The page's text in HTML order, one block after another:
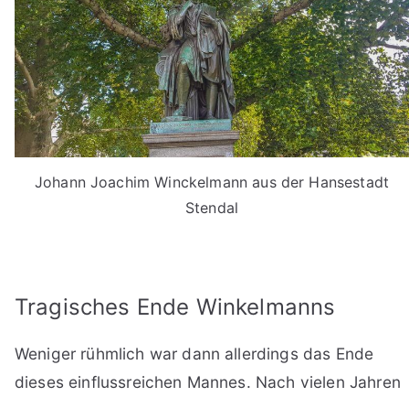
Johann Joachim Winckelmann aus der Hansestadt
Stendal
Tragisches Ende Winkelmanns
Weniger rühmlich war dann allerdings das Ende
dieses einflussreichen Mannes. Nach vielen Jahren